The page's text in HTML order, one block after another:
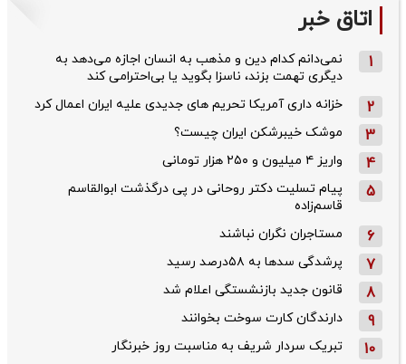
اتاق خبر
1
نمی‌دانم کدام دین و مذهب به انسان اجازه می‌دهد به
دیگری تهمت بزند، ناسزا بگوید یا بی‌احترامی کند
2 خزانه داری آمریکا تحریم های جدیدی علیه ایران اعمال کرد
3 موشک خیبرشکن ایران چیست؟
4 واریز ۴ میلیون و ۲۵۰ هزار تومانی
5
پیام تسلیت دکتر روحانی در پی درگذشت ابوالقاسم
قاسم‌زاده
6 مستاجران نگران نباشند
7 پرشدگی سدها به ۵۸درصد رسید
8 قانون جدید بازنشستگی اعلام شد
9 دارندگان کارت سوخت بخوانند
10 تبریک سردار شریف به مناسبت روز خبرنگار